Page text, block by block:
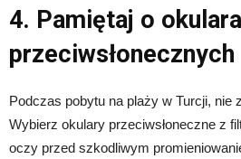
4. Pamiętaj o
przeciwsłonecznych
Podczas pobytu na plaży w Turcji, nie
Wybierz okulary przeciwsłoneczne z
oczy przed szkodliwym